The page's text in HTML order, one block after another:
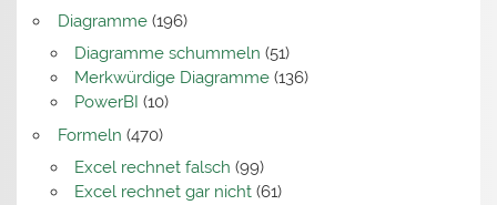
Diagramme(196)
Diagramme schummeln (51)
Merkwürdige Diagramme(136)
PowerBI (10)
Formeln (470)
Excel rechnet falsch (99)
Excel rechnet gar nicht(61)